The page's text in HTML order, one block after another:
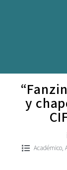
y
Académico,